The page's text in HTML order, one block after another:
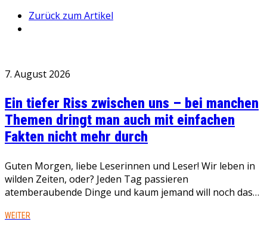
Zurück zum Artikel
7. August 2026
Ein tiefer Riss zwischen uns – bei manchen
Themen dringt man auch mit einfachen
Fakten nicht mehr durch
Guten Morgen, liebe Leserinnen und Leser! Wir leben in
wilden Zeiten, oder? Jeden Tag passieren
atemberaubende Dinge und kaum jemand will noch das…
WEITER